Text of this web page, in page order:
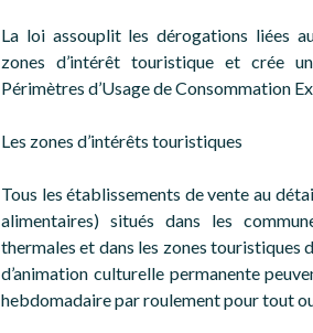
La loi assouplit les dérogations liées
zones d’intérêt touristique et crée
Périmètres d’Usage de Consommation
Les zones d’intérêts touristiques
Tous les établissements de vente au
alimentaires) situés dans les
thermales et dans les zones touristiques
d’animation culturelle permanente
hebdomadaire par roulement pour tout